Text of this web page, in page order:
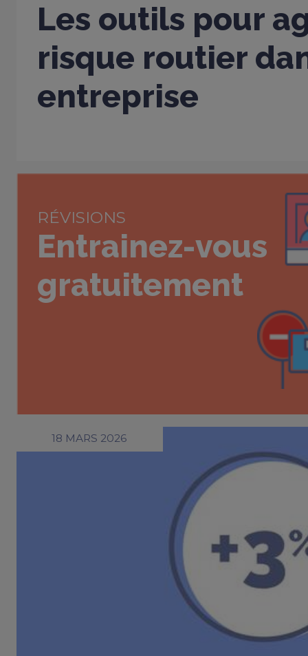
Les outils pour
risque routier
entreprise
RÉVISIONS
Entrainez-vous
gratuitement
18 MARS 2026